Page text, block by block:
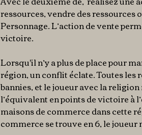
ressources, vendre des ressources
Personnage. L’action de vente
victoire.
Lorsqu'il n’y a plus de place pour
région, un conflit éclate. Toutes
bannies, etle joueur avec la
l’équivalent en points de victoire à
maisons de commerce dans cette
commerce se trouve en 6, le